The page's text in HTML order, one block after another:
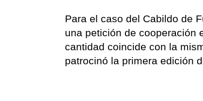
Para el caso del Cabildo de
una petición de cooperación
cantidad coincide con la
patrocinó la primera edición